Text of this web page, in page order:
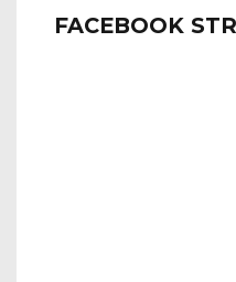
FACEBOOK